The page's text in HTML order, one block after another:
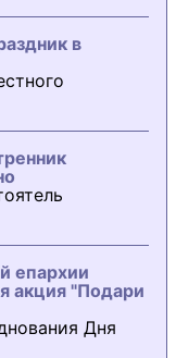
в
епархии
акция "Подари
Дня